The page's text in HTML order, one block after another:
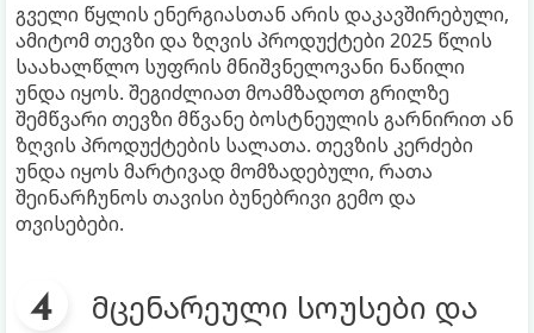
გველი წყლის ენერგიასთან არის დაკავშირებული,
ამიტომ თევზი და ზღვის პროდუქტები 2025 წლის
საახალწლო სუფრის მნიშვნელოვანი ნაწილი
უნდა იყოს. შეგიძლიათ მოამზადოთ გრილზე
შემწვარი თევზი მწვანე ბოსტნეულის გარნირით ან
ზღვის პროდუქტების სალათა. თევზის კერძები
უნდა იყოს მარტივად მომზადებული, რათა
შეინარჩუნოს თავისი ბუნებრივი გემო და
თვისებები.
მცენარეული სოუსები და